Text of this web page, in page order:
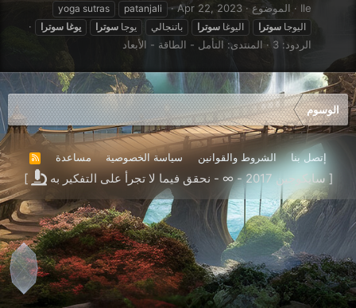
Ile
الموضوع Apr 22, 2023
patanjali
yoga sutras
اليوجا سوترا اليوغا سوترا باتنجالي يوجا سوترا يوغا سوترا
الردود: 3 المنتدى: التأمل - الطاقة - الأبعاد
الوسوم
إتصل بنا الشروط والقوانين سياسة الخصوصية مساعدة
R
S
[ سايكوجين 2017 - ∞ - نحقق فيما لا تجرأ على التفكير به ]